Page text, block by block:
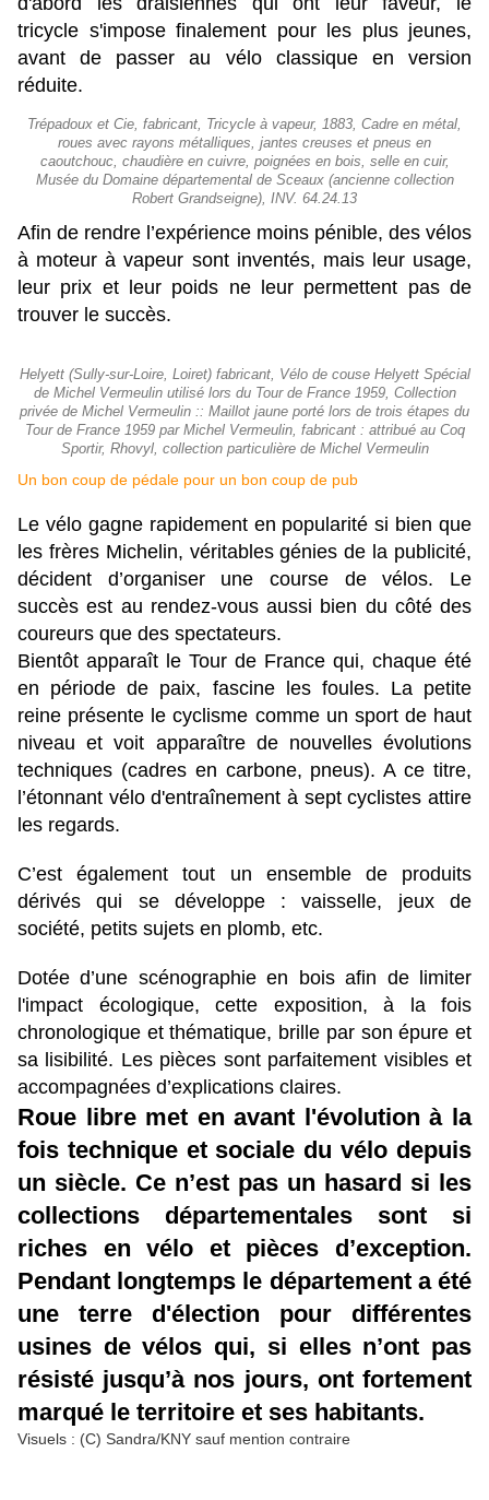
tricycle s'impose finalement pour les plus jeunes,
avant de passer au vélo classique en version
réduite.
Trépadoux et Cie, fabricant, Tricycle à vapeur, 1883, Cadre en métal,
roues avec rayons métalliques, jantes creuses et pneus en
caoutchouc, chaudière en cuivre, poignées en bois, selle en cuir,
Musée du Domaine départemental de Sceaux (ancienne collection
Robert Grandseigne), INV. 64.24.13
Afin de rendre l’expérience moins pénible, des vélos
à moteur à vapeur sont inventés, mais leur usage,
leur prix et leur poids ne leur permettent pas de
trouver le succès.
Helyett (Sully-sur-Loire, Loiret) fabricant, Vélo de couse Helyett Spécial
de Michel Vermeulin utilisé lors du Tour de France 1959, Collection
privée de Michel Vermeulin :: Maillot jaune porté lors de trois étapes du
Tour de France 1959 par Michel Vermeulin, fabricant : attribué au Coq
Sportir, Rhovyl, collection particulière de Michel Vermeulin
Un bon coup de pédale pour un bon coup de pub
Le vélo gagne rapidement en popularité si bien que
les frères Michelin, véritables génies de la publicité,
décident d’organiser une course de vélos. Le
succès est au rendez-vous aussi bien du côté des
coureurs que des spectateurs.
Bientôt apparaît le Tour de France qui, chaque été
en période de paix, fascine les foules. La petite
reine présente le cyclisme comme un sport de haut
niveau et voit apparaître de nouvelles évolutions
techniques (cadres en carbone, pneus). A ce titre,
l’étonnant vélo d'entraînement à sept cyclistes attire
les regards.
C’est également tout un ensemble de produits
dérivés qui se développe : vaisselle, jeux de
société, petits sujets en plomb, etc.
Dotée d’une scénographie en bois afin de limiter
l'impact écologique, cette exposition, à la fois
chronologique et thématique, brille par son épure et
sa lisibilité. Les pièces sont parfaitement visibles et
accompagnées d’explications claires.
Roue libre met en avant l'évolution à la
fois technique et sociale du vélo depuis
un siècle. Ce n’est pas un hasard si les
collections départementales sont si
riches en vélo et pièces d’exception.
Pendant longtemps le département a été
une terre d'élection pour différentes
usines de vélos qui, si elles n’ont pas
résisté jusqu’à nos jours, ont fortement
marqué le territoire et ses habitants.
Visuels : (C) Sandra/KNY sauf mention contraire